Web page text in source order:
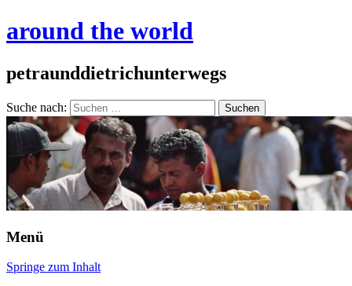
around the world
petraunddietrichunterwegs
Suche nach:
Menü
Springe zum Inhalt